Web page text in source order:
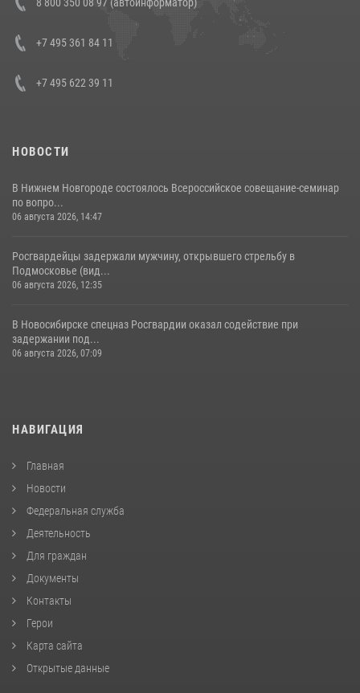
боевого опыта
+7 495 361 84 11
+7 495 622 39 11
НОВОСТИ
В Нижнем Новгороде состоялось Всероссийское совещание-семинар
по вопро...
06 августа 2026, 14:47
Росгвардейцы задержали мужчину, открывшего стрельбу в
Подмосковье (вид...
06 августа 2026, 12:35
В Новосибирске спецназ Росгвардии оказал содействие при
задержании под...
06 августа 2026, 07:09
НАВИГАЦИЯ
Главная
Новости
Федеральная служба
Деятельность
Для граждан
Документы
Контакты
Герои
Карта сайта
Открытые данные